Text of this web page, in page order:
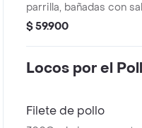
parrilla, bañadas con
casa - Finalistas
$ 59.900
Locos por el
Filete de pollo